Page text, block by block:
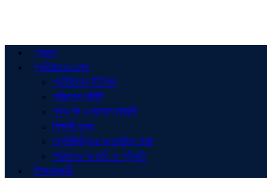
প্রচ্ছদ
প্রতিষ্ঠানের তথ্য
প্রতিষ্ঠানের ইতিহাস
পরিচালনা কমিটি
শূণ্য পদ ও জনবল বিবরণী
শিক্ষার্থী তথ্য
শ্রেণিভিত্তিক অনুমোদিত শাখা
পাঠদানের অনুমতি ও স্বীকৃতি
শিক্ষকমন্ডলী